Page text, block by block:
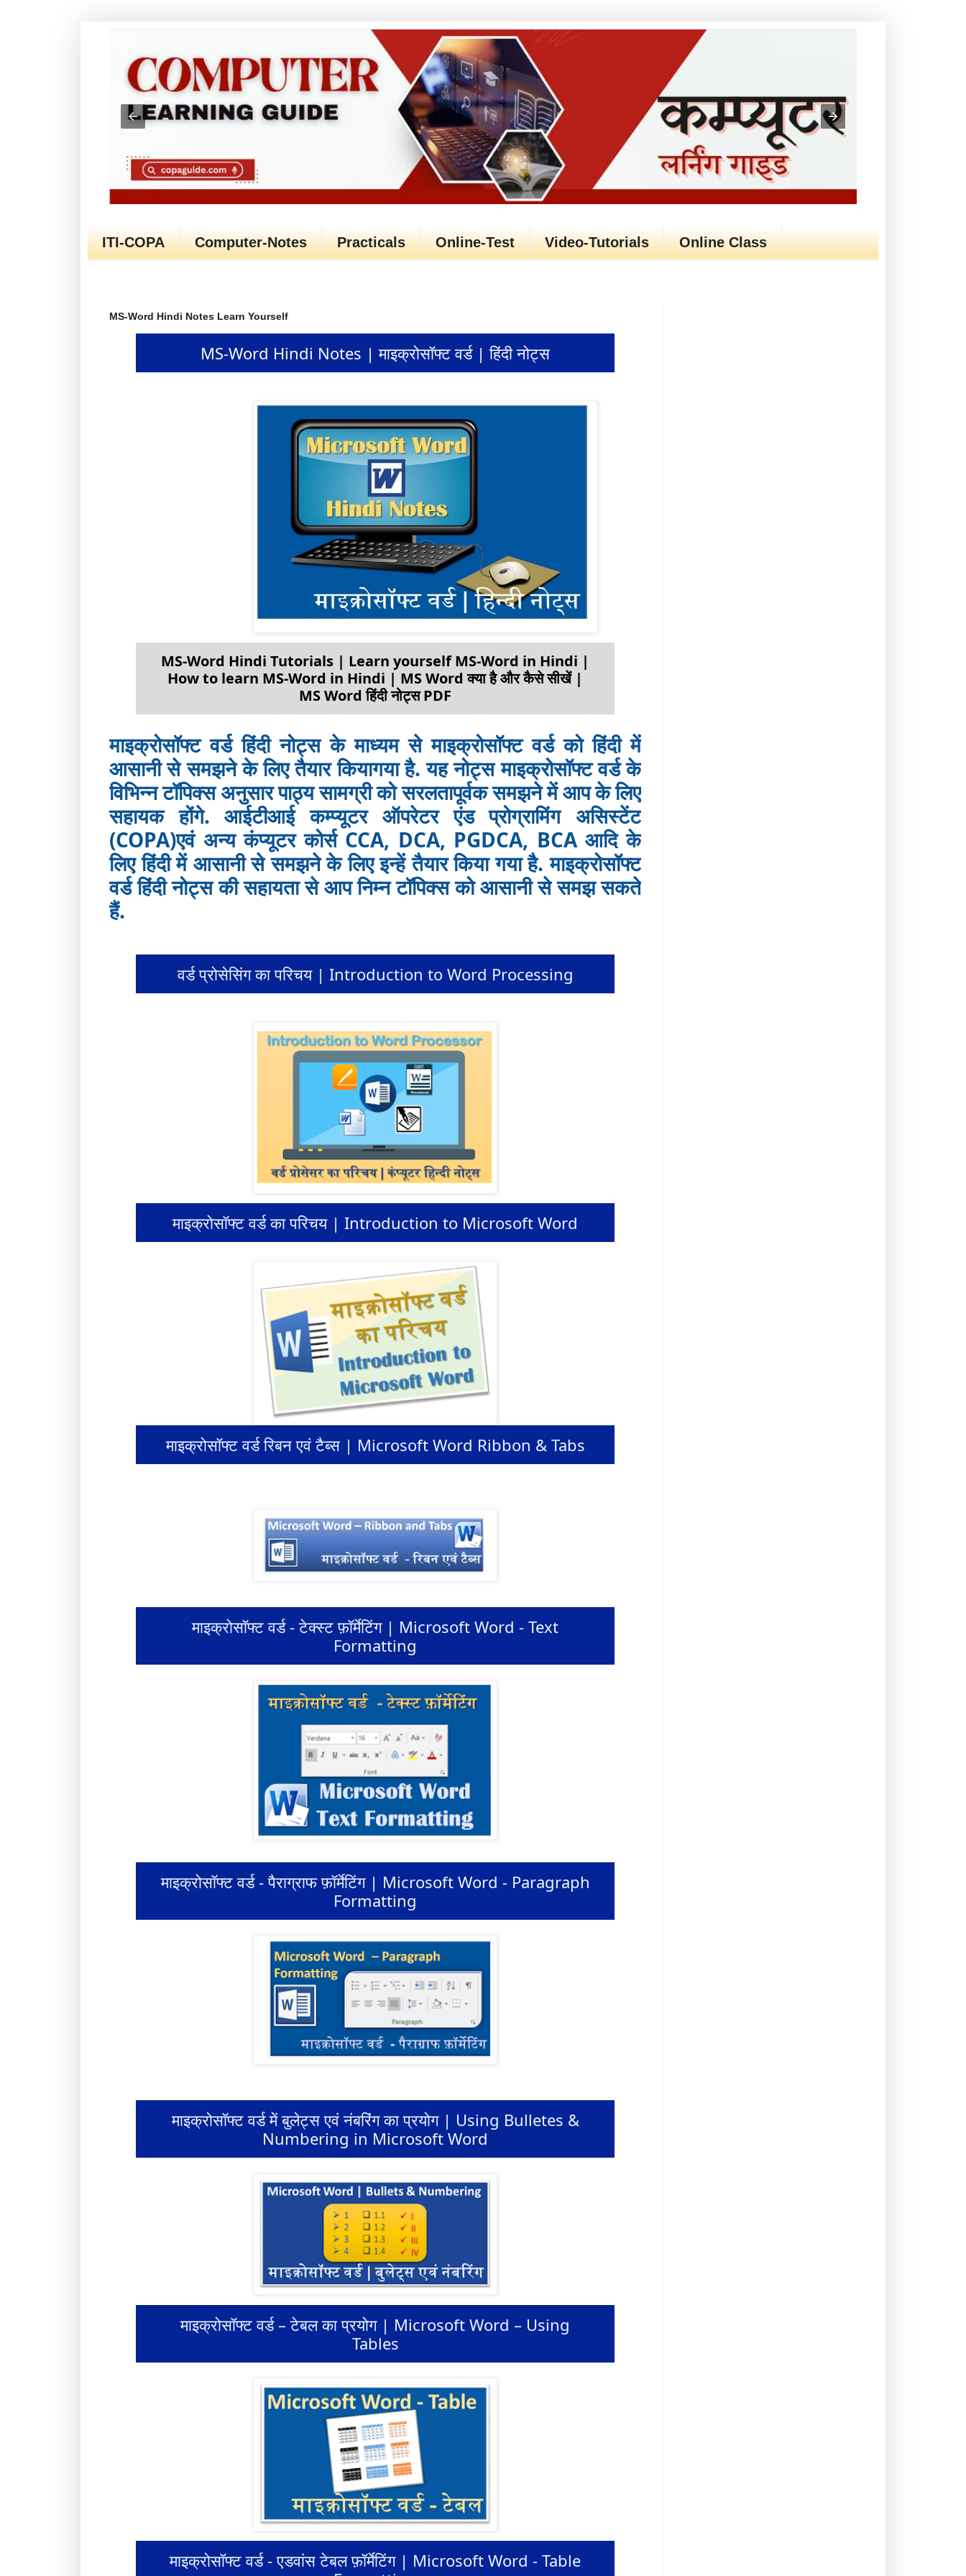
ITI-COPA Computer-Notes Practicals Online-Test Video-Tutorials Online Class
MS-Word Hindi Notes Learn Yourself
MS-Word Hindi Notes | माइक्रोसॉफ्ट वर्ड | हिंदी नोट्स
MS-Word Hindi Tutorials | Learn yourself MS-Word in Hindi |
How to learn MS-Word in Hindi | MS Word क्या है और कैसे सीखें |
MS Word हिंदी नोट्स PDF
माइक्रोसॉफ्ट वर्ड हिंदी नोट्स के माध्यम से माइक्रोसॉफ्ट वर्ड को हिंदी में
आसानी से समझने के लिए तैयार कियागया है. यह नोट्स माइक्रोसॉफ्ट वर्ड के
विभिन्न टॉपिक्स अनुसार पाठ्य सामग्री को सरलतापूर्वक समझने में आप के लिए
सहायक होंगे. आईटीआई कम्प्यूटर ऑपरेटर एंड प्रोग्रामिंग असिस्टेंट
(COPA)एवं अन्य कंप्यूटर कोर्स CCA, DCA, PGDCA, BCA आदि के
लिए हिंदी में आसानी से समझने के लिए इन्हें तैयार किया गया है. माइक्रोसॉफ्ट
वर्ड हिंदी नोट्स की सहायता से आप निम्न टॉपिक्स को आसानी से समझ सकते
हैं.
वर्ड प्रोसेसिंग का परिचय | Introduction to Word Processing
माइक्रोसॉफ्ट वर्ड का परिचय | Introduction to Microsoft Word
माइक्रोसॉफ्ट वर्ड रिबन एवं टैब्स | Microsoft Word Ribbon & Tabs
माइक्रोसॉफ्ट वर्ड - टेक्स्ट फ़ॉर्मेटिंग | Microsoft Word - Text
Formatting
माइक्रोसॉफ्ट वर्ड - पैराग्राफ फ़ॉर्मेटिंग | Microsoft Word - Paragraph
Formatting
माइक्रोसॉफ्ट वर्ड में बुलेट्स एवं नंबरिंग का प्रयोग | Using Bulletes &
Numbering in Microsoft Word
माइक्रोसॉफ्ट वर्ड – टेबल का प्रयोग | Microsoft Word – Using
Tables
माइक्रोसॉफ्ट वर्ड - एडवांस टेबल फ़ॉर्मेटिंग | Microsoft Word - Table